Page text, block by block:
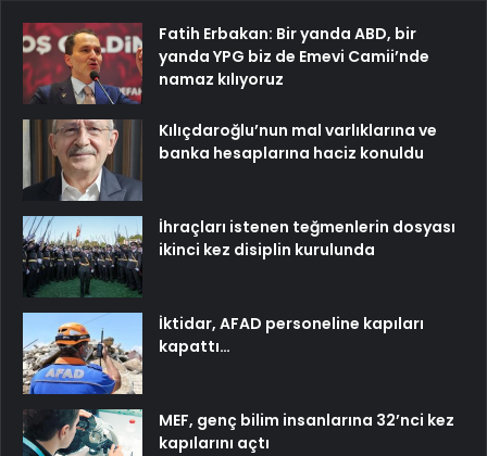
Fatih Erbakan: Bir yanda ABD, bir
yanda YPG biz de Emevi Camii’nde
namaz kılıyoruz
Kılıçdaroğlu’nun mal varlıklarına ve
banka hesaplarına haciz konuldu
İhraçları istenen teğmenlerin dosyası
ikinci kez disiplin kurulunda
İktidar, AFAD personeline kapıları
kapattı…
MEF, genç bilim insanlarına 32’nci kez
kapılarını açtı